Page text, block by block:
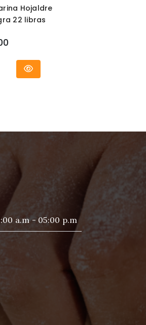
Hojaldre
22 libras
a.m - 05:00 p.m